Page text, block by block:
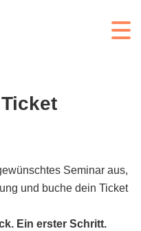
Seminar aus,
und buche dein Ticket
Ein erster Schritt.